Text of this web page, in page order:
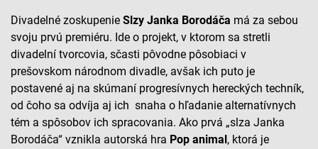
Divadelné zoskupenie Slzy Janka Borodáča má za sebou
svoju prvú premiéru. Ide o projekt, v ktorom sa stretli
divadelní tvorcovia, sčasti pôvodne pôsobiaci v
prešovskom národnom divadle, avšak ich puto je
postavené aj na skúmaní progresívnych hereckých techník,
od čoho sa odvíja aj ich snaha o hľadanie alternatívnych
tém a spôsobov ich spracovania. Ako prvá „slza Janka
Borodáča“ vznikla autorská hra Pop animal , ktorá je